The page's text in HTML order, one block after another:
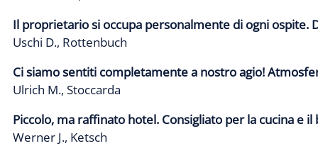
Il proprietario si occupa personalmente di ogni ospite.
Uschi D., Rottenbuch
Ci siamo sentiti completamente a nostro agio!
Ulrich M., Stoccarda
Piccolo, ma raffinato hotel. Consigliato per la cucina e il
Werner J., Ketsch